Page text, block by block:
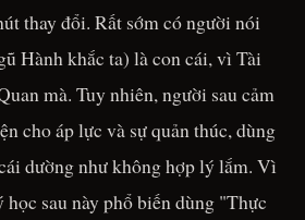
thay đổi. Rất sớm có người nói
Hành khắc ta) là con cái, vì Tài
mà. Tuy nhiên, người sau cảm
cho áp lực và sự quản thúc, dùng
dường như không hợp lý lắm. Vì
học sau này phổ biến dùng "Thực